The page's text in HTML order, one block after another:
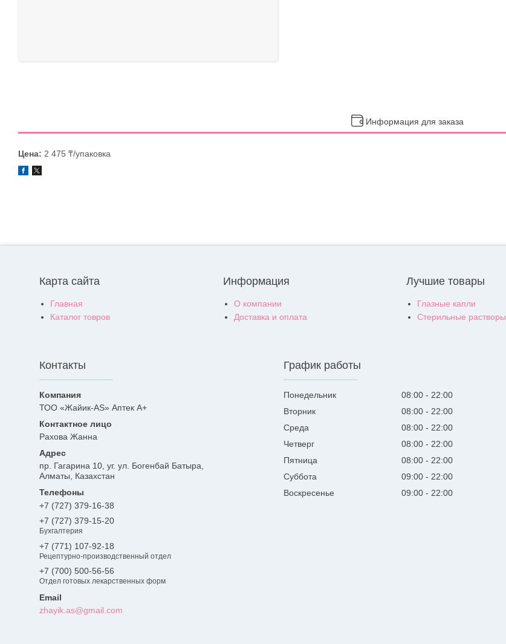
Информация для заказа
Цена: 2 475 ₸/упаковка
Карта сайта
Главная
Каталог товров
Информация
О компании
Доставка и оплата
Лучшие товары
Глазные капли
Стерильные растворы
Контакты
ТОО «Жайик-AS» Аптек А+
Рахова Жанна
пр. Гагарина 10, уг. ул. Богенбай Батыра,
Алматы, Казахстан
+7 (727) 379-16-38
+7 (727) 379-15-20
Бухгалтерия
+7 (771) 107-92-18
Рецептурно-производственный отдел
+7 (700) 500-56-56
Отдел готовых лекарственных форм
zhayik.as@gmail.com
График работы
Понедельник 08:00
22:00
Вторник
08:00
22:00
Среда
08:00
22:00
Четверг
08:00
22:00
Пятница
08:00
22:00
Суббота
09:00
22:00
Воскресенье
09:00 22:00